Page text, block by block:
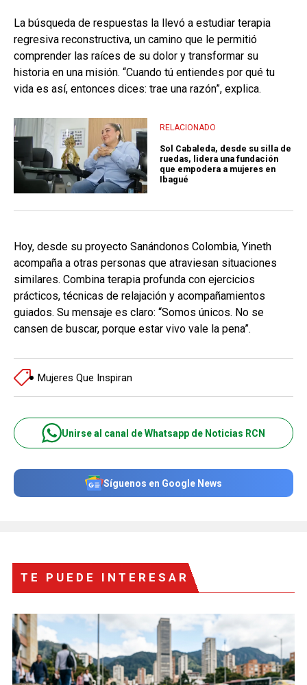
La búsqueda de respuestas la llevó a estudiar terapia
regresiva reconstructiva, un camino que le permitió
comprender las raíces de su dolor y transformar su
historia en una misión. “Cuando tú entiendes por qué tu
vida es así, entonces dices: trae una razón”, explica.
RELACIONADO
Sol Cabaleda, desde su silla de
ruedas, lidera una fundación
que empodera a mujeres en
Ibagué
Hoy, desde su proyecto Sanándonos Colombia, Yineth
acompaña a otras personas que atraviesan situaciones
similares. Combina terapia profunda con ejercicios
prácticos, técnicas de relajación y acompañamientos
guiados. Su mensaje es claro: “Somos únicos. No se
cansen de buscar, porque estar vivo vale la pena”.
Mujeres Que Inspiran
Unirse al canal de Whatsapp de Noticias RCN
Síguenos en Google News
TE PUEDE INTERESAR